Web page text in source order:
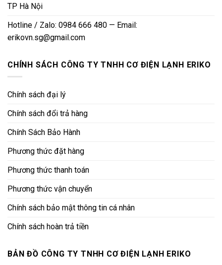
TP Hà Nội
Hotline / Zalo: 0984 666 480 — Email:
erikovn.sg@gmail.com
CHÍNH SÁCH CÔNG TY TNHH CƠ ĐIỆN LẠNH ERIKO
Chính sách đại lý
Chính sách đổi trả hàng
Chính Sách Bảo Hành
Phương thức đặt hàng
Phương thức thanh toán
Phương thức vận chuyển
Chính sách bảo mật thông tin cá nhân
Chính sách hoàn trả tiền
BẢN ĐỒ CÔNG TY TNHH CƠ ĐIỆN LẠNH ERIKO